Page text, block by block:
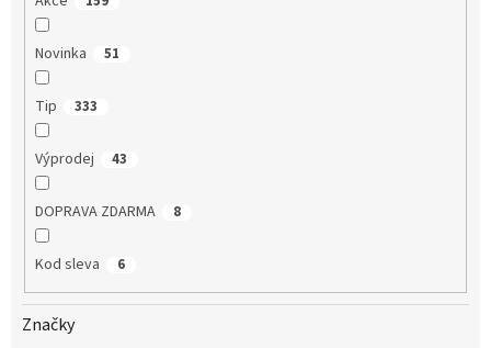
Novinka 51
Tip 333
Výprodej 43
DOPRAVA ZDARMA 8
Kod sleva 6
Značky